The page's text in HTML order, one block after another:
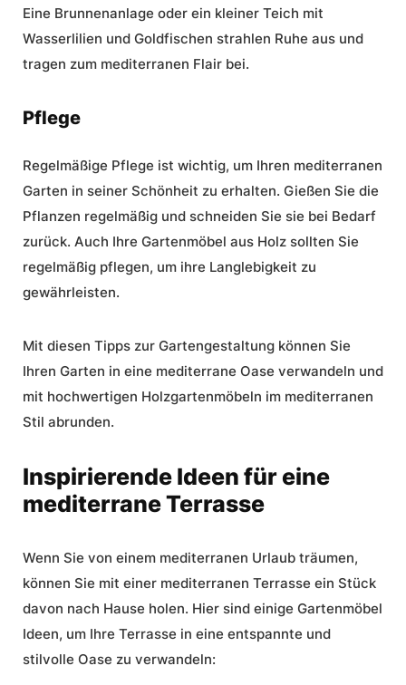
Eine Brunnenanlage oder ein kleiner Teich mit
Wasserlilien und Goldfischen strahlen Ruhe aus und
tragen zum mediterranen Flair bei.
Pflege
Regelmäßige Pflege ist wichtig, um Ihren mediterranen
Garten in seiner Schönheit zu erhalten. Gießen Sie die
Pflanzen regelmäßig und schneiden Sie sie bei Bedarf
zurück. Auch Ihre Gartenmöbel aus Holz sollten Sie
regelmäßig pflegen, um ihre Langlebigkeit zu
gewährleisten.
Mit diesen Tipps zur Gartengestaltung können Sie
Ihren Garten in eine mediterrane Oase verwandeln und
mit hochwertigen Holzgartenmöbeln im mediterranen
Stil abrunden.
Inspirierende Ideen für eine
mediterrane Terrasse
Wenn Sie von einem mediterranen Urlaub träumen,
können Sie mit einer mediterranen Terrasse ein Stück
davon nach Hause holen. Hier sind einige Gartenmöbel
Ideen, um Ihre Terrasse in eine entspannte und
stilvolle Oase zu verwandeln: